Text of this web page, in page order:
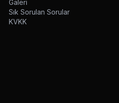
Galeri
Sık Sorulan Sorular
KVKK